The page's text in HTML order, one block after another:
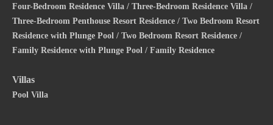
Four-Bedroom Residence Villa / Three-Bedroom Residence Villa /
Three-Bedroom Penthouse Resort Residence / Two Bedroom Resort
Residence with Plunge Pool / Two Bedroom Resort Residence /
Family Residence with Plunge Pool / Family Residence
Villas
Pool Villa